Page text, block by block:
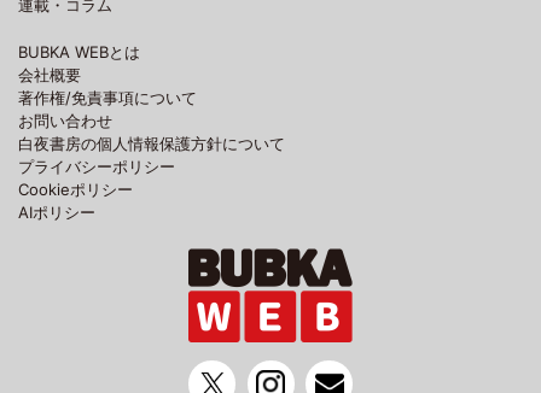
連載・コラム
BUBKA WEBとは
会社概要
著作権/免責事項について
お問い合わせ
白夜書房の個人情報保護方針について
プライバシーポリシー
Cookieポリシー
AIポリシー